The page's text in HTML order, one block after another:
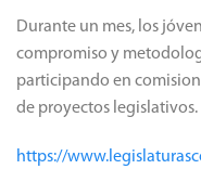
Durante un mes, los
compromiso y
participando en
de proyectos legislativos.
https://